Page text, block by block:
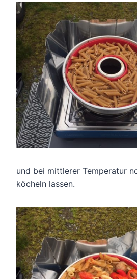
und bei mittlerer Temperatur
köcheln lassen.